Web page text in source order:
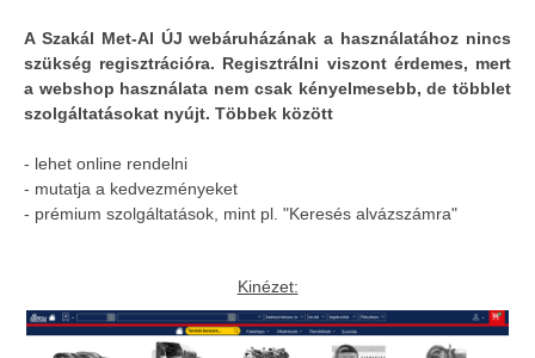
A Szakál Met-Al ÚJ webáruházának a használatához nincs
szükség regisztrációra. Regisztrálni viszont érdemes, mert
a webshop használata nem csak kényelmesebb, de többlet
szolgáltatásokat nyújt. Többek között
- lehet online rendelni
- mutatja a kedvezményeket
- prémium szolgáltatások, mint pl. "Keresés alvázszámra"
Kinézet: